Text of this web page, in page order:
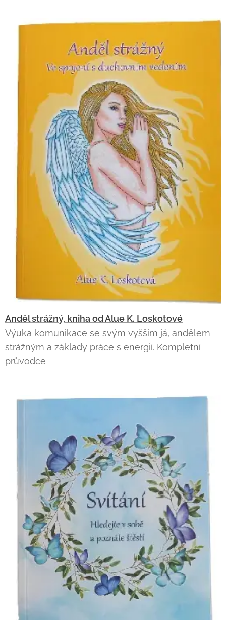
Anděl strážný, kniha od Alue K. Loskotové
Výuka komunikace se svým vyšším já, andělem
strážným a základy práce s energií. Kompletní
průvodce